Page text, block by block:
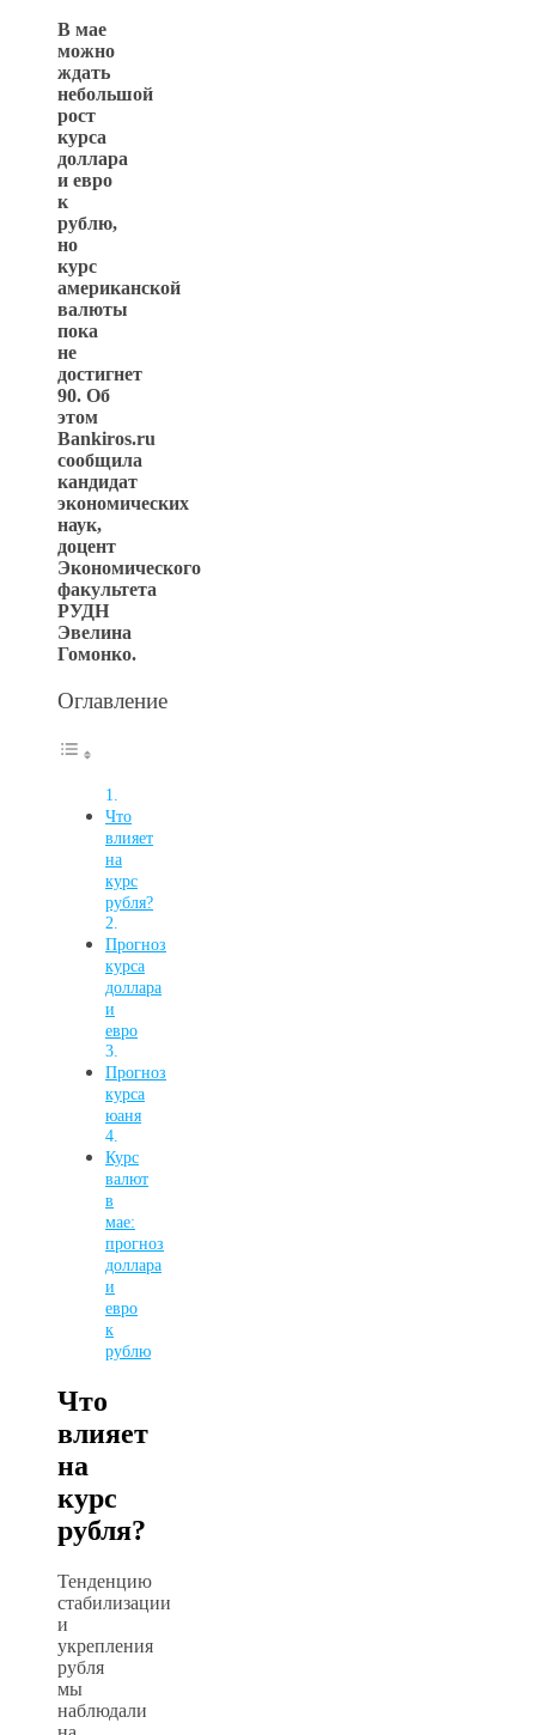
В мае
можно
ждать
небольшой
рост
курса
доллара
и евро
к
рублю,
но
курс
американской
валюты
пока
не
достигнет
90. Об
этом
Bankiros.ru
сообщила
кандидат
экономических
наук,
доцент
Экономического
факультета
РУДН
Эвелина
Гомонко.
Оглавление
Что
влияет
на
курс
рубля?
Прогноз
курса
доллара
и
евро
Прогноз
курса
юаня
Курс
валют
в
мае:
прогноз
доллара
и
евро
к
рублю
Что
влияет
на
курс
рубля?
Тенденцию
стабилизации
и
укрепления
рубля
мы
наблюдали